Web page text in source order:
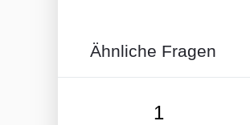
Ähnliche Fragen
1